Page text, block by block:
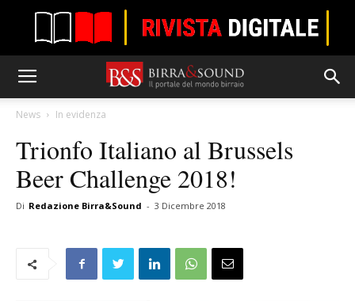
News In evidenza
Trionfo Italiano al Brussels
Beer Challenge 2018!
Di Redazione Birra&Sound - 3 Dicembre 2018